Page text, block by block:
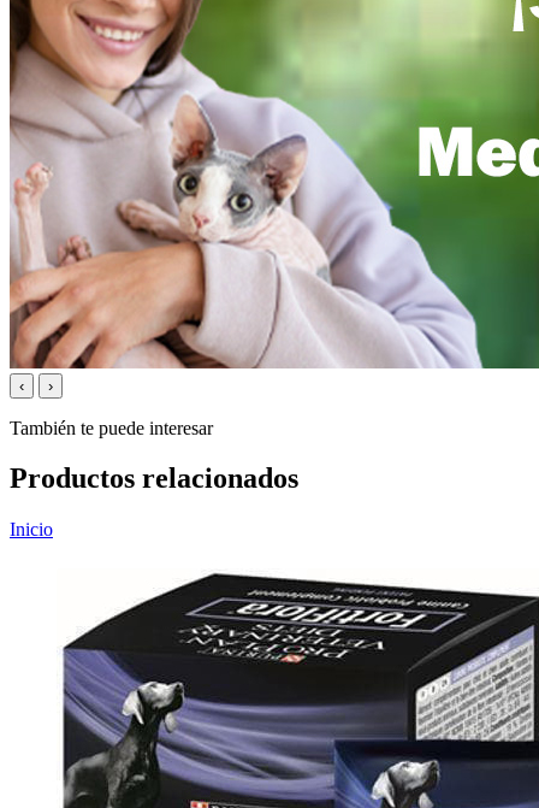
‹ ›
También te puede interesar
Productos relacionados
Inicio